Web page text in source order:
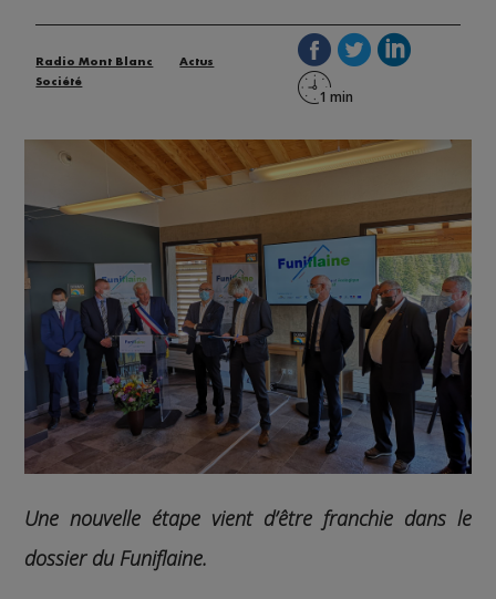
Radio Mont Blanc
Actus
Société
Une nouvelle étape vient d’être franchie dans le
dossier du Funiflaine.